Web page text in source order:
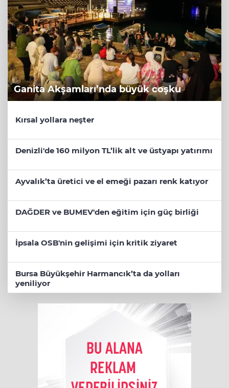
Ganita Akşamları’nda büyük coşku
Kırsal yollara neşter
Denizli'de 160 milyon TL’lik alt ve üstyapı yatırımı
Ayvalık’ta üretici ve el emeği pazarı renk katıyor
DAĞDER ve BUMEV'den eğitim için güç birliği
İpsala OSB'nin gelişimi için kritik ziyaret
Bursa Büyükşehir Harmancık’ta da yolları
yeniliyor